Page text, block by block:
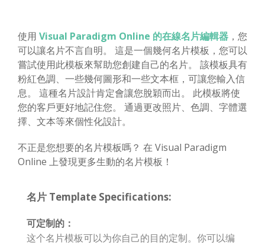
使用 Visual Paradigm Online 的在線名片編輯器 ，您
可以讓名片不言自明。 這是一個幾何名片模板，您可以
嘗試使用此模板來幫助您創建自己的名片。 該模板具有
粉紅色調、一些幾何圖形和一些文本框，可讓您輸入信
息。 這種名片設計肯定會讓您脫穎而出。 此模板將使
您的客戶更好地記住您。 通過更改照片、色調、字體選
擇、文本等來個性化設計。
不正是您想要的名片模板嗎？ 在 Visual Paradigm
Online 上發現更多生動的名片模板！
名片 Template Specifications:
可定制的：
这个名片模板可以为你自己的目的定制。你可以编